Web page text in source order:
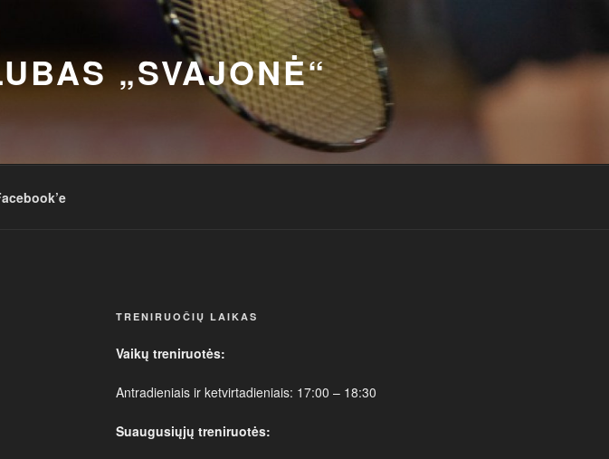
„SVAJONĖ“
TRENIRUOČIŲ LAIKAS
Vaikų treniruotės:
Antradieniais ir ketvirtadieniais: 17:00 – 18:30
Suaugusiųjų treniruotės: